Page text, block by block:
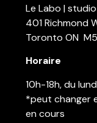
Le Labo |
401 Richmond
Toronto ON
Horaire
10h-18h, du
*peut changer
en cours